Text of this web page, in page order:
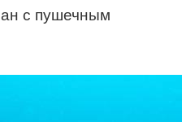
с пушечным